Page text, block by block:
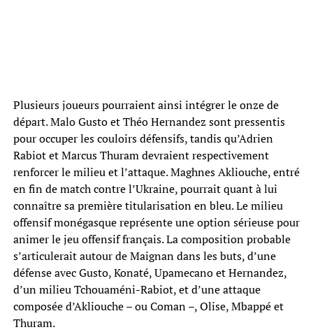
Plusieurs joueurs pourraient ainsi intégrer le onze de
départ. Malo Gusto et Théo Hernandez sont pressentis
pour occuper les couloirs défensifs, tandis qu’Adrien
Rabiot et Marcus Thuram devraient respectivement
renforcer le milieu et l’attaque. Maghnes Akliouche, entré
en fin de match contre l’Ukraine, pourrait quant à lui
connaître sa première titularisation en bleu. Le milieu
offensif monégasque représente une option sérieuse pour
animer le jeu offensif français. La composition probable
s’articulerait autour de Maignan dans les buts, d’une
défense avec Gusto, Konaté, Upamecano et Hernandez,
d’un milieu Tchouaméni-Rabiot, et d’une attaque
composée d’Akliouche – ou Coman –, Olise, Mbappé et
Thuram.